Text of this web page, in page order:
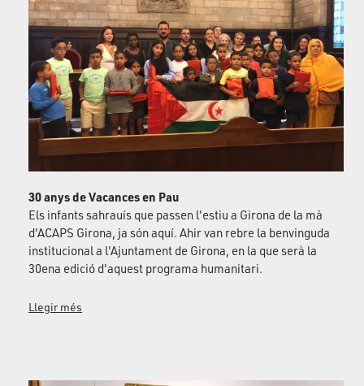
30 anys de Vacances en Pau
Els infants sahrauís que passen l'estiu a Girona de la mà
d'ACAPS Girona, ja són aquí. Ahir van rebre la benvinguda
institucional a l'Ajuntament de Girona, en la que serà la
30ena edició d'aquest programa humanitari.
Llegir més